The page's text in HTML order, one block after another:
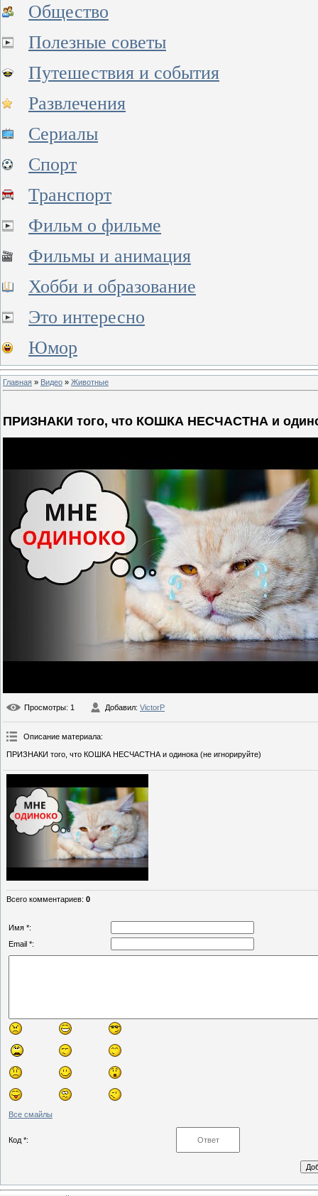
Общество
Полезные советы
Путешествия и события
Развлечения
Сериалы
Спорт
Транспорт
Фильм о фильме
Фильмы и анимация
Хобби и образование
Это интересно
Юмор
Главная » Видео » Животные
ПРИЗНАКИ того, что КОШКА НЕСЧАСТНА и
Просмотры: 1 Добавил: VictorP
Описание материала:
ПРИЗНАКИ того, что КОШКА НЕСЧАСТНА и одинока (не игнорируйте)
Всего комментариев: 0
Имя *:
Email *:
Все смайлы
Код *: